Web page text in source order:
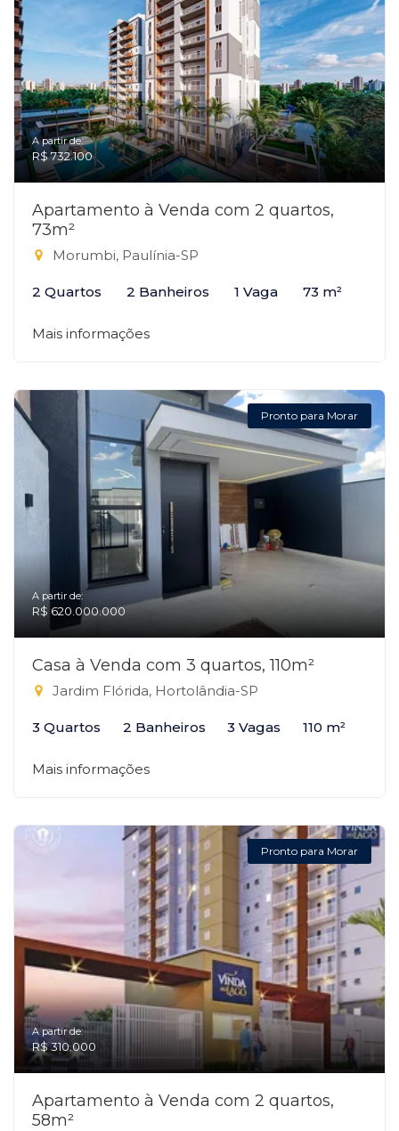
A partir de:
R$ 732.100
Apartamento à Venda com 2 quartos,
73m²
Morumbi, Paulínia-SP
2 Quartos 2 Banheiros 1 Vaga 73 m²
Mais informações
Pronto para Morar
A partir de:
R$ 620.000.000
Casa à Venda com 3 quartos, 110m²
Jardim Flórida, Hortolândia-SP
3 Quartos 2 Banheiros 3 Vagas 110 m²
Mais informações
Pronto para Morar
A partir de:
R$ 310.000
Apartamento à Venda com 2 quartos,
58m²